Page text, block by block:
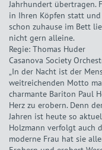
Jahrhundert übertragen.
in Ihren Köpfen statt
schon zuhause im Bett
nicht gern alleine.
Regie: Thomas Huder
Casanova Society
„In der Nacht ist der
weitreichenden Motto
charmante Bariton Paul
Herz zu erobern. Denn
Jahren ist heute so
Holzmann verfolgt auch
moderne Frau hat sie